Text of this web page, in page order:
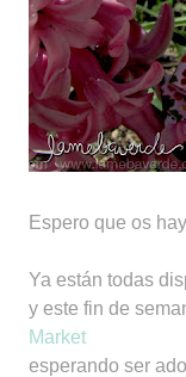
Espero que os
Ya están todas
y este fin de
Market
esperando ser